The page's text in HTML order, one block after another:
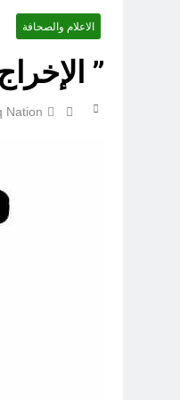
الاعلام والصحافة
”
Nation